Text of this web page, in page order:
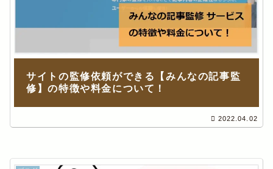
サイトの監修依頼ができる【みんなの記事監
修】の特徴や料金について！
2022.04.02